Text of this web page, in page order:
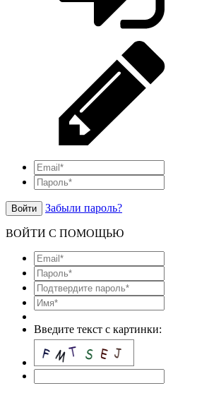
Войти Забыли пароль?
ВОЙТИ С ПОМОЩЬЮ
Введите текст с картинки: